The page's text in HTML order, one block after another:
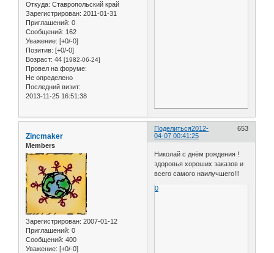
Откуда: Ставропольский край
Зарегистрирован: 2011-01-31
Приглашений: 0
Сообщений: 162
Уважение: [+0/-0]
Позитив: [+0/-0]
Возраст: 44 [1982-06-24]
Провел на форуме:
Не определено
Последний визит:
2013-11-25 16:51:38
Поделиться 653
2012-
04-07 00:41:25
Zincmaker
Members
Зарегистрирован: 2007-01-12
Приглашений: 0
Сообщений: 400
Уважение: [+0/-0]
Николай с днём рождения !
здоровья хороших заказов и
всего самого наилучшего!!!
0